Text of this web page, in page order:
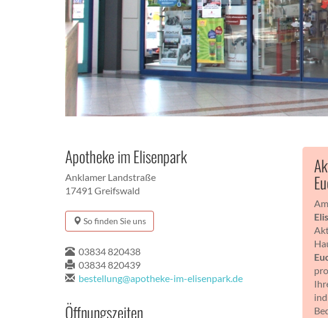
Apotheke im Elisenpark
Anklamer Landstraße
17491 Greifswald
So finden Sie uns
03834 820438
03834 820439
bestellung@apotheke-im-elisenpark.de
Öffnungszeiten